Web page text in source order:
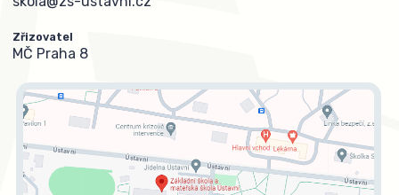
Zřizovatel
MČ Praha 8